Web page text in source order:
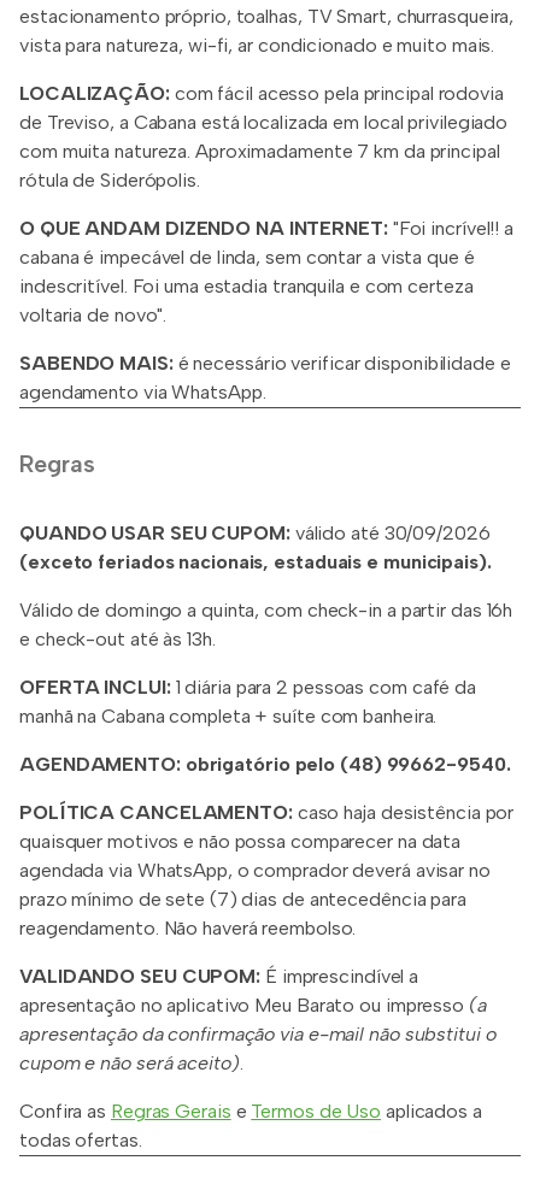
estacionamento próprio, toalhas, TV Smart, churrasqueira,
vista para natureza, wi-fi, ar condicionado e muito mais.
LOCALIZAÇÃO:com fácil acesso pela principal rodovia
de Treviso, a Cabana está localizada em local privilegiado
com muita natureza. Aproximadamente 7 km da principal
rótula de Siderópolis.
O QUE ANDAM DIZENDO NA INTERNET:"Foi incrível!! a
cabana é impecável de linda, sem contar a vista que é
indescritível. Foi uma estadia tranquila e com certeza
voltaria de novo".
SABENDO MAIS:é necessário verificar disponibilidade e
agendamento via WhatsApp.
Regras
QUANDO USAR SEU CUPOM:válido até 30/09/2026
(exceto feriados nacionais, estaduais e municipais).
Válido de domingo a quinta, com check-in a partir das 16h
e check-out até às 13h.
OFERTA INCLUI:1 diária para 2 pessoas com café da
manhã na Cabana completa + suíte com banheira.
AGENDAMENTO: obrigatório pelo (48) 99662-9540.
POLÍTICA CANCELAMENTO:caso haja desistência por
quaisquer motivos e não possa comparecer na data
agendada via WhatsApp, o comprador deverá avisar no
prazo mínimo de sete (7) dias de antecedência para
reagendamento. Não haverá reembolso.
VALIDANDO SEU CUPOM: É imprescindível a
apresentação no aplicativo Meu Barato ou impresso (a
apresentação da confirmação via e-mail não substitui o
cupom e não será aceito)
Confira as Regras Gerais e Termos de Uso aplicados a
todas ofertas.